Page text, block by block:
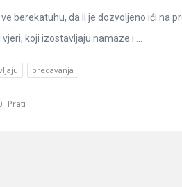
berekatuhu, da li je dozvoljeno ići na
koji izostavljaju namaze i ...
predavanja
Prati